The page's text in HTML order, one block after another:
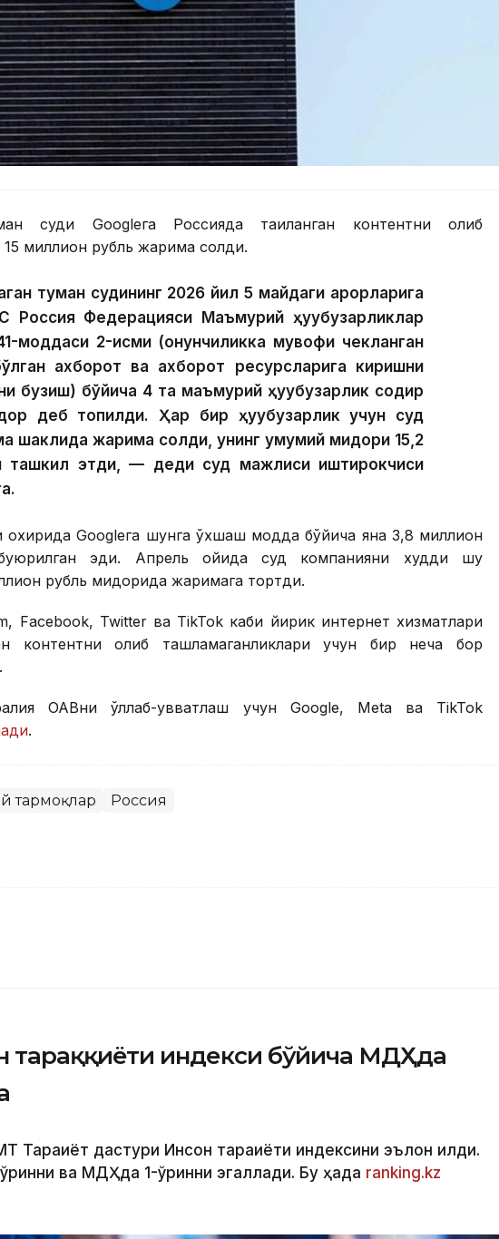
суди Googleга Россияда тақиқланган контентни олиб
15 миллион рубль жарима солди.
туман судининг 2026 йил 5 майдаги қарорларига
Россия Федерацияси Маъмурий ҳуқуқбузарликлар
моддаси 2-қисми (қонунчиликка мувофиқ чекланган
ахборот ва ахборот ресурсларига киришни
бузиш) бўйича 4 та маъмурий ҳуқуқбузарлик содир
деб топилди. Ҳар бир ҳуқуқбузарлик учун суд
шаклида жарима солди, унинг умумий миқдори 15,2
ташкил этди, — деди суд мажлиси иштирокчиси
Googleга шунга ўхшаш модда бўйича яна 3,8 миллион
эди. Апрель ойида суд компанияни худди шу
рубль миқдорида жаримага тортди.
Facebook, Twitter ва TikTok каби йирик интернет хизматлари
контентни олиб ташламаганликлари учун бир неча бор
ОАВни қўллаб-қувватлаш учун Google, Меtа ва TikTok
.
тармоқлар Россия
тараққиёти индекси бўйича МДҲда
дастури Инсон тараққиёти индексини эълон қилди.
ва МДҲда 1-ўринни эгаллади. Бу ҳақда ranking.kz